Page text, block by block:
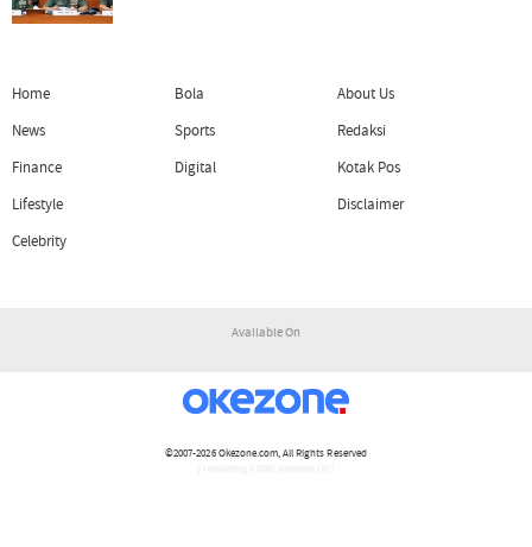
Home
News
Finance
Lifestyle
Celebrity
Bola
Sports
Digital
About Us
Redaksi
Kotak Pos
Disclaimer
Available On
©2007-2026Okezone.com, All Rights Reserved